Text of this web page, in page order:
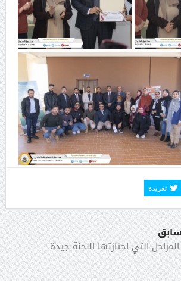
تغريدة
التي اجتازتها اللجنة جيدة